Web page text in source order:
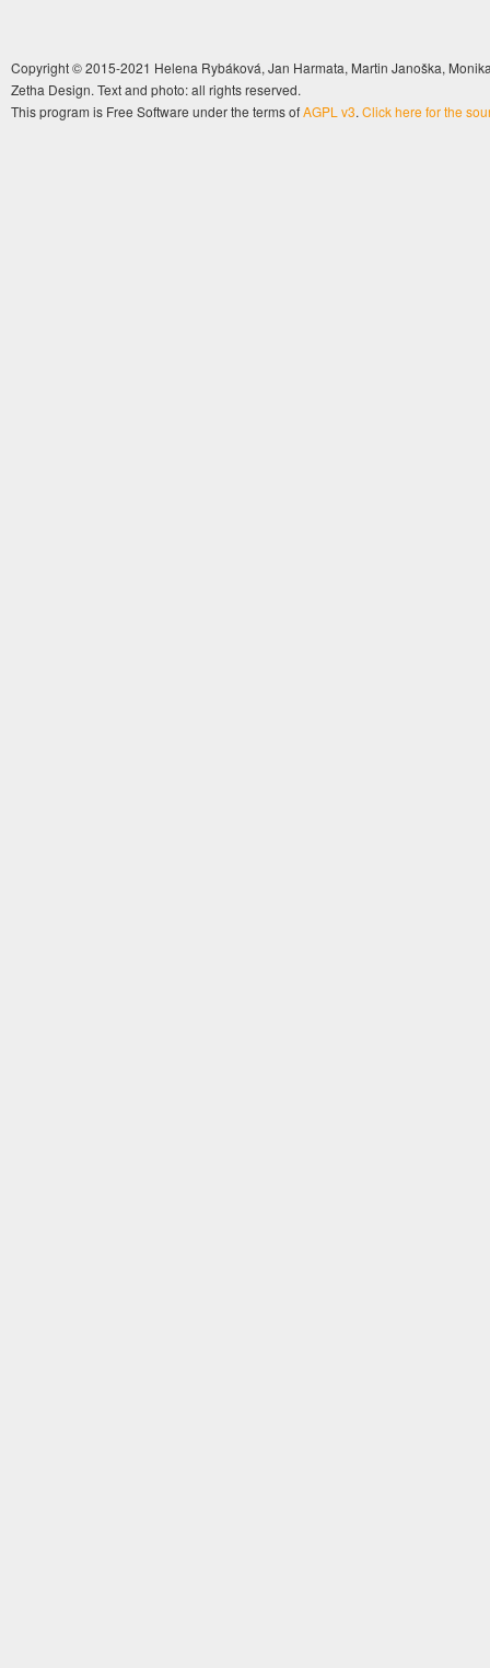
Copyright © 2015-2021 Helena Rybáková, Jan Harmata, Martin Janoška,
Zetha Design. Text and photo: all rights reserved.
This program is Free Software under the terms ofAGPL v3. Click here for the